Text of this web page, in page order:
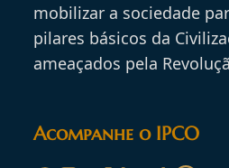
mobilizar a sociedade
pilares básicos da
ameaçados pela
Acompanhe o IPCO